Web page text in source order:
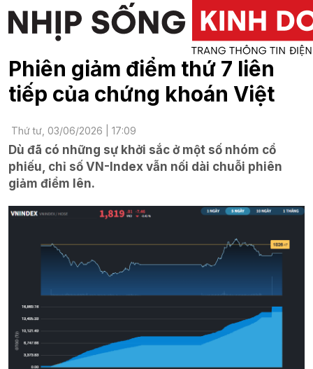
Phiên giảm điểm thứ 7 liên
tiếp của chứng khoán Việt
Thứ tư, 03/06/2026 | 17:09
Dù đã có những sự khởi sắc ở một số nhóm cổ
phiếu, chỉ số VN-Index vẫn nối dài chuỗi phiên
giảm điểm lên.